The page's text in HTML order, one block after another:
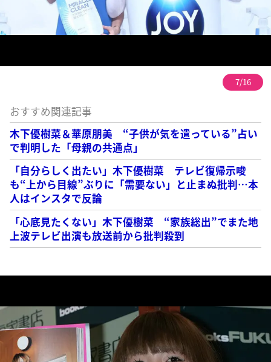
7/16
おすすめ関連記事
木下優樹菜＆華原朋美 “子供が気を遣っている”占い
で判明した「母親の共通点」
「自分らしく出たい」木下優樹菜 テレビ復帰示唆
も“上から目線”ぶりに「需要ない」と止まぬ批判…本
人はインスタで反論
「心底見たくない」木下優樹菜 “家族総出”でまた地
上波テレビ出演も放送前から批判殺到